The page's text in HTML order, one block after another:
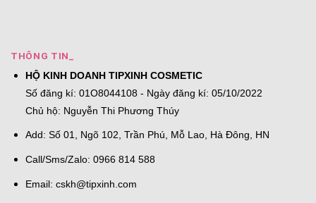
THÔNG TIN_
HỘ KINH DOANH TIPXINH COSMETIC
Số đăng kí: 01O8044108 - Ngày đăng kí: 05/10/2022
Chủ hộ: Nguyễn Thi Phương Thúy
Add: Số 01, Ngõ 102, Trần Phú, Mỗ Lao, Hà Đông, HN
Call/Sms/Zalo: 0966 814 588
Email: cskh@tipxinh.com